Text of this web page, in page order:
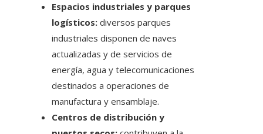
Espacios industriales y parques
logísticos: diversos parques
industriales disponen de naves
actualizadas y de servicios de
energía, agua y telecomunicaciones
destinados a operaciones de
manufactura y ensamblaje.
Centros de distribución y